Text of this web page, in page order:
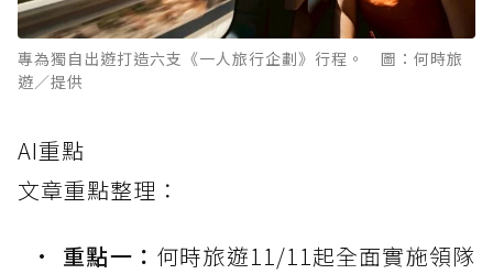
專為獨自出遊打造六支《一人旅行企劃》行程。 圖：何時旅
遊／提供
AI重點
文章重點整理：
重點一： 何時旅遊11/11起全面實施領隊